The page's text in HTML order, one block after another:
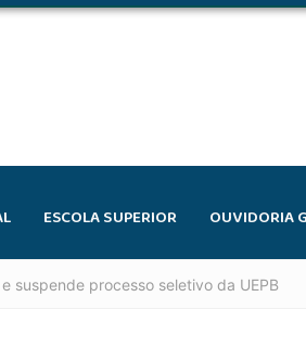
ESCOLA SUPERIOR OUVIDORIA
suspende processo seletivo da UEPB